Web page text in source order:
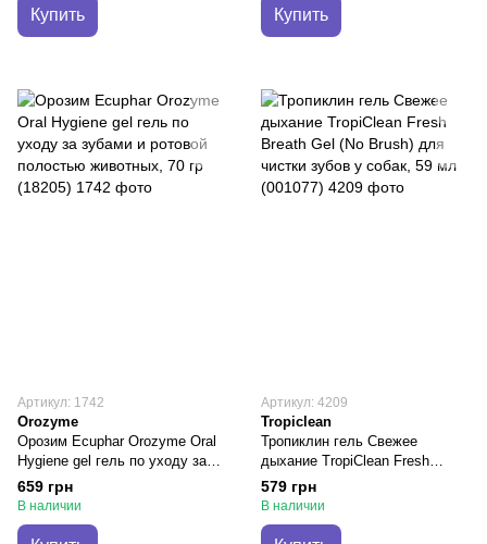
Купить Купить
Артикул: 1742
Orozyme
Орозим Ecuphar Orozyme Oral
Hygiene gel гель по уходу за
зубами и ротовой полостью
животных, 70 гр (18205)
659 грн
В наличии
Артикул: 4209
Tropiclean
Тропиклин гель Свежее
дыхание TropiСlean Fresh
Breath Gel (No Brush) для
чистки зубов у собак, 59 мл
579 грн
В наличии